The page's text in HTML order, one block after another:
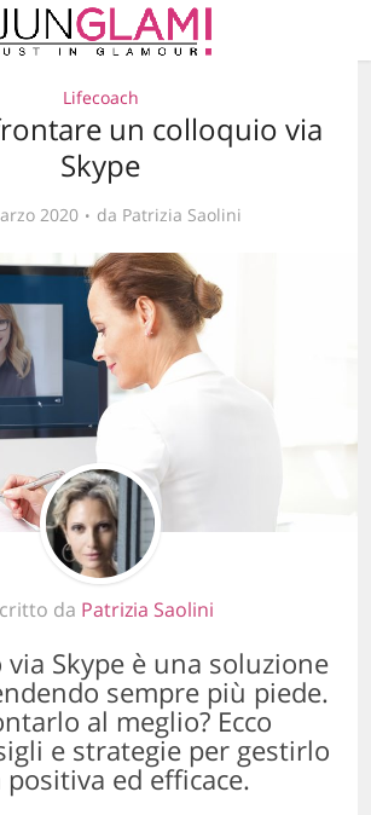
Lifecoach
un colloquio via
Skype
2020 da Patrizia Saolini
da Patrizia Saolini
Skype è una soluzione
sempre più piede.
al meglio? Ecco
e strategie per gestirlo
ed efficace.